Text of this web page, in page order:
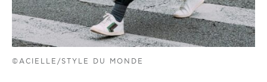
©ACIELLE/STYLE DU MONDE